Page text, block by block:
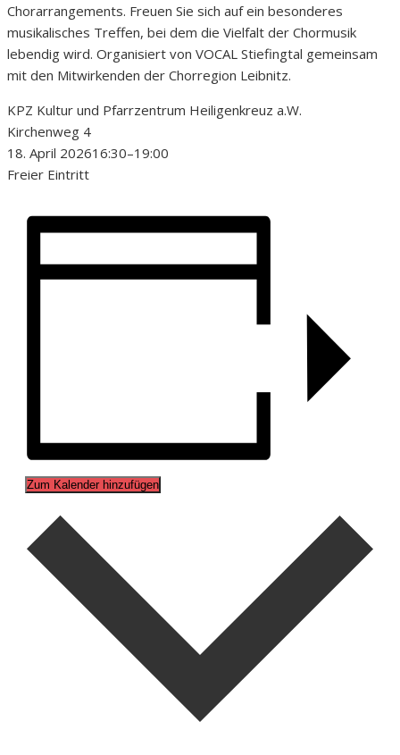
Chorarrangements. Freuen Sie sich auf ein besonderes
musikalisches Treffen, bei dem die Vielfalt der Chormusik
lebendig wird. Organisiert von VOCAL Stiefingtal gemeinsam
mit den Mitwirkenden der Chorregion Leibnitz.
KPZ Kultur und Pfarrzentrum Heiligenkreuz a.W.
Kirchenweg 4
18. April 202616:30–19:00
Freier Eintritt
Zum Kalender hinzufügen